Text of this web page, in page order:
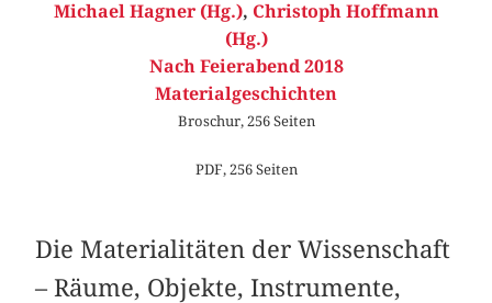
Michael Hagner (Hg.), Christoph Hoffmann
(Hg.)
Nach Feierabend 2018
Materialgeschichten
Broschur, 256 Seiten
PDF, 256 Seiten
Die Materialitäten der Wissenschaft
– Räume, Objekte, Instrumente,